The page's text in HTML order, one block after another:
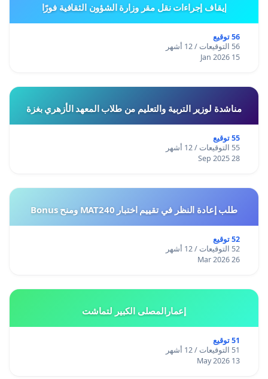
إيقاف إجراءات نقل مقر وزارة الشؤون الثقافية فورًا
56 توقيع
56 التوقيعات / 12 أشهر
15 Jan 2026
مناشدة لوزير التربية والتعليم من طلاب المعهد الأزهري بغزة
55 توقيع
55 التوقيعات / 12 أشهر
28 Sep 2025
طلب إعادة النظر في تقييم اختبار MAT240 ومنح Bonus
52 توقيع
52 التوقيعات / 12 أشهر
26 Mar 2026
إعمارالمصلى الكبير لتماشت
51 توقيع
51 التوقيعات / 12 أشهر
13 May 2026